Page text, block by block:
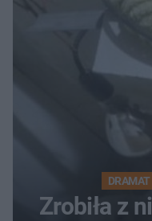
DRAMAT
Zrobiła z